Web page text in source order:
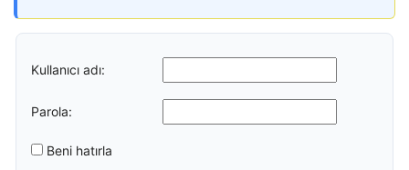
Kullanıcı adı:
Parola:
Beni hatırla